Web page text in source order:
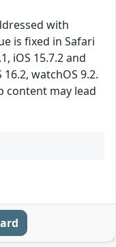
with
is fixed in Safari
iOS 15.7.2 and
16.2, watchOS 9.2.
content may lead